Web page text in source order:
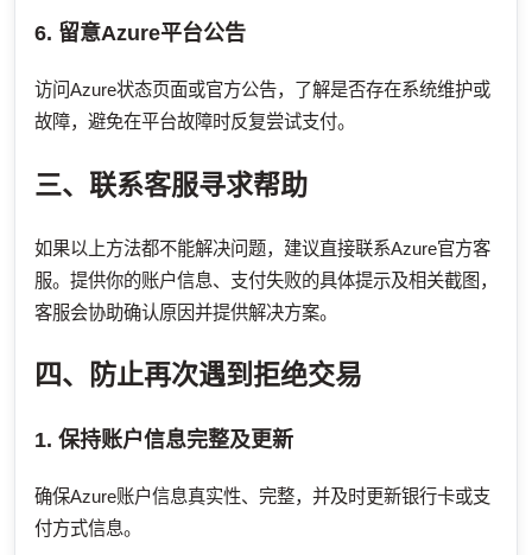
6. 留意Azure平台公告
访问Azure状态页面或官方公告，了解是否存在系统维护或
故障，避免在平台故障时反复尝试支付。
三、联系客服寻求帮助
如果以上方法都不能解决问题，建议直接联系Azure官方客
服。提供你的账户信息、支付失败的具体提示及相关截图，
客服会协助确认原因并提供解决方案。
四、防止再次遇到拒绝交易
1. 保持账户信息完整及更新
确保Azure账户信息真实性、完整，并及时更新银行卡或支
付方式信息。